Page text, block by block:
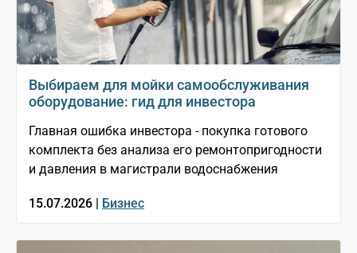
Выбираем для мойки самообслуживания
оборудование: гид для инвестора
Главная ошибка инвестора - покупка готового
комплекта без анализа его ремонтопригодности
и давления в магистрали водоснабжения
15.07.2026 | Бизнес